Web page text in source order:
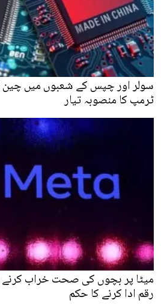
سولر اور چپس کے شعبوں میں چین
ٹرمپ کا منصوبہ تیار
میٹا پر بچوں کی صحت خراب کرنے
رقم ادا کرنے کا حکم